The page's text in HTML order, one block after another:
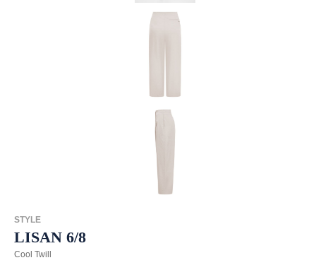
STYLE
LISAN 6/8
Cool Twill